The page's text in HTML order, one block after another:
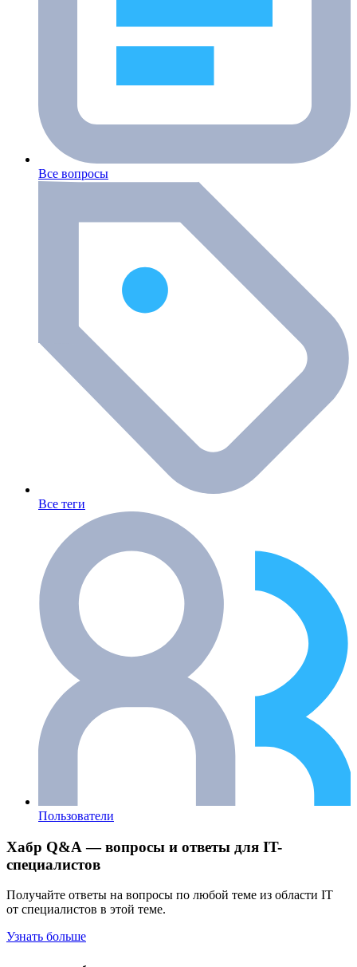
Все вопросы
Все теги
Пользователи
Хабр Q&A — вопросы и ответы для IT-
специалистов
Получайте ответы на вопросы по любой теме из области IT
от специалистов в этой теме.
Узнать больше